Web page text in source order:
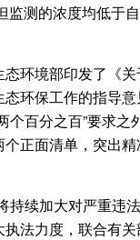
监测的浓度均低于
环境部印发了《关
环保工作的指导
个百分之百”要求
正面清单，突出精
续加大对严重违
法力度，联合有